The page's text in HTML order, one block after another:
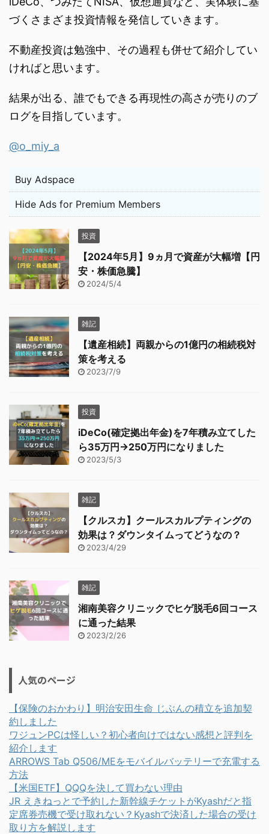
づくさまざま投資情報を発信していきます。
不動産投資は勉強中、その過程も併せて紹介してい
ければと思います。
結果が出る、誰でもできる再現性の高さが売りのブ
ログを目指しています。
@o_miy_a
Buy Adspace
Hide Ads for Premium Members
投資
【2024年5月】9ヵ月で資産が大幅増【円
安・株価急騰】
2024/5/4
雑記
【遺産相続】両親からの1億円の相続税対
策を考える
2023/7/9
投資
iDeCo(確定拠出年金)を7年積み立てした
ら35万円→250万円になりました
2023/5/3
雑記
【クルスカ】クールスカルプティングの
効果は？ダウンタイムってどうなの？
2023/4/29
雑記
湘南美容クリニックでヒゲ脱毛6回コース
に通った結果
2023/2/26
人気のページ
【保険のおかわり】明治安田生命 じぶんの積立を追加契
約しました
ワジュンPCは怪しい？初心者向けではない感想と評判を
紹介します
ARROWS Tab Q506/MEをモバイルバッテリーで充電する
方法
【米国ETF】QQQを決して買わない理由
JR えきねっとで予約した新幹線チケットがKyashだと指
定席券売機で受け取れない？Kyashで決済した場合の受け
取り方を解説します